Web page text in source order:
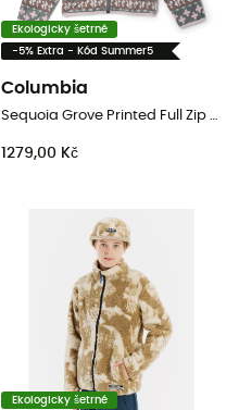
Ekologicky šetrné
-5% Extra - Kód Summer5
Columbia
Sequoia Grove Printed Full Zip Fleece - Dětská fleesová mikina
1279,00 Kč
Ekologicky šetrné